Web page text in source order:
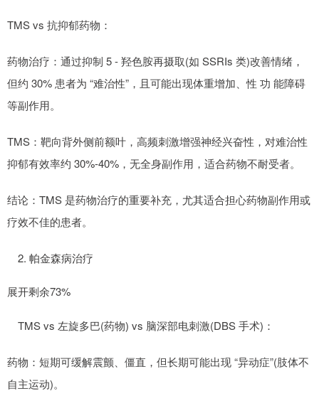
TMS vs 抗抑郁药物：
药物治疗：通过抑制 5 - 羟色胺再摄取(如 SSRIs 类)改善情绪，
但约 30% 患者为 “难治性”，且可能出现体重增加、性 功 能障碍
等副作用。
TMS：靶向背外侧前额叶，高频刺激增强神经兴奋性，对难治性
抑郁有效率约 30%-40%，无全身副作用，适合药物不耐受者。
结论：TMS 是药物治疗的重要补充，尤其适合担心药物副作用或
疗效不佳的患者。
2. 帕金森病治疗
展开剩余73%
TMS vs 左旋多巴(药物) vs 脑深部电刺激(DBS 手术)：
药物：短期可缓解震颤、僵直，但长期可能出现 “异动症”(肢体不
自主运动)。